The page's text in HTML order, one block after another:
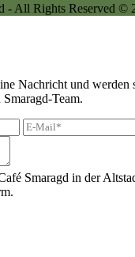
- All Rights Reserved ©
Nachricht und werden
Team.
Smaragd in der